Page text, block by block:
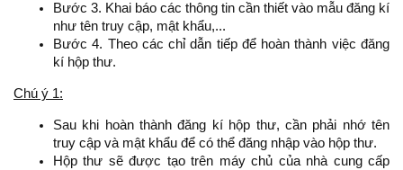
Bước 3. Khai báo các thông tin cần thiết vào mẫu đăng kí
như tên truy cập, mật khẩu,...
Bước 4. Theo các chỉ dẫn tiếp để hoàn thành việc đăng
kí hộp thư.
Chú ý 1:
Sau khi hoàn thành đăng kí hộp thư, cần phải nhớ tên
truy cập và mật khẩu để có thể đăng nhập vào hộp thư.
Hộp thư sẽ được tạo trên máy chủ của nhà cung cấp